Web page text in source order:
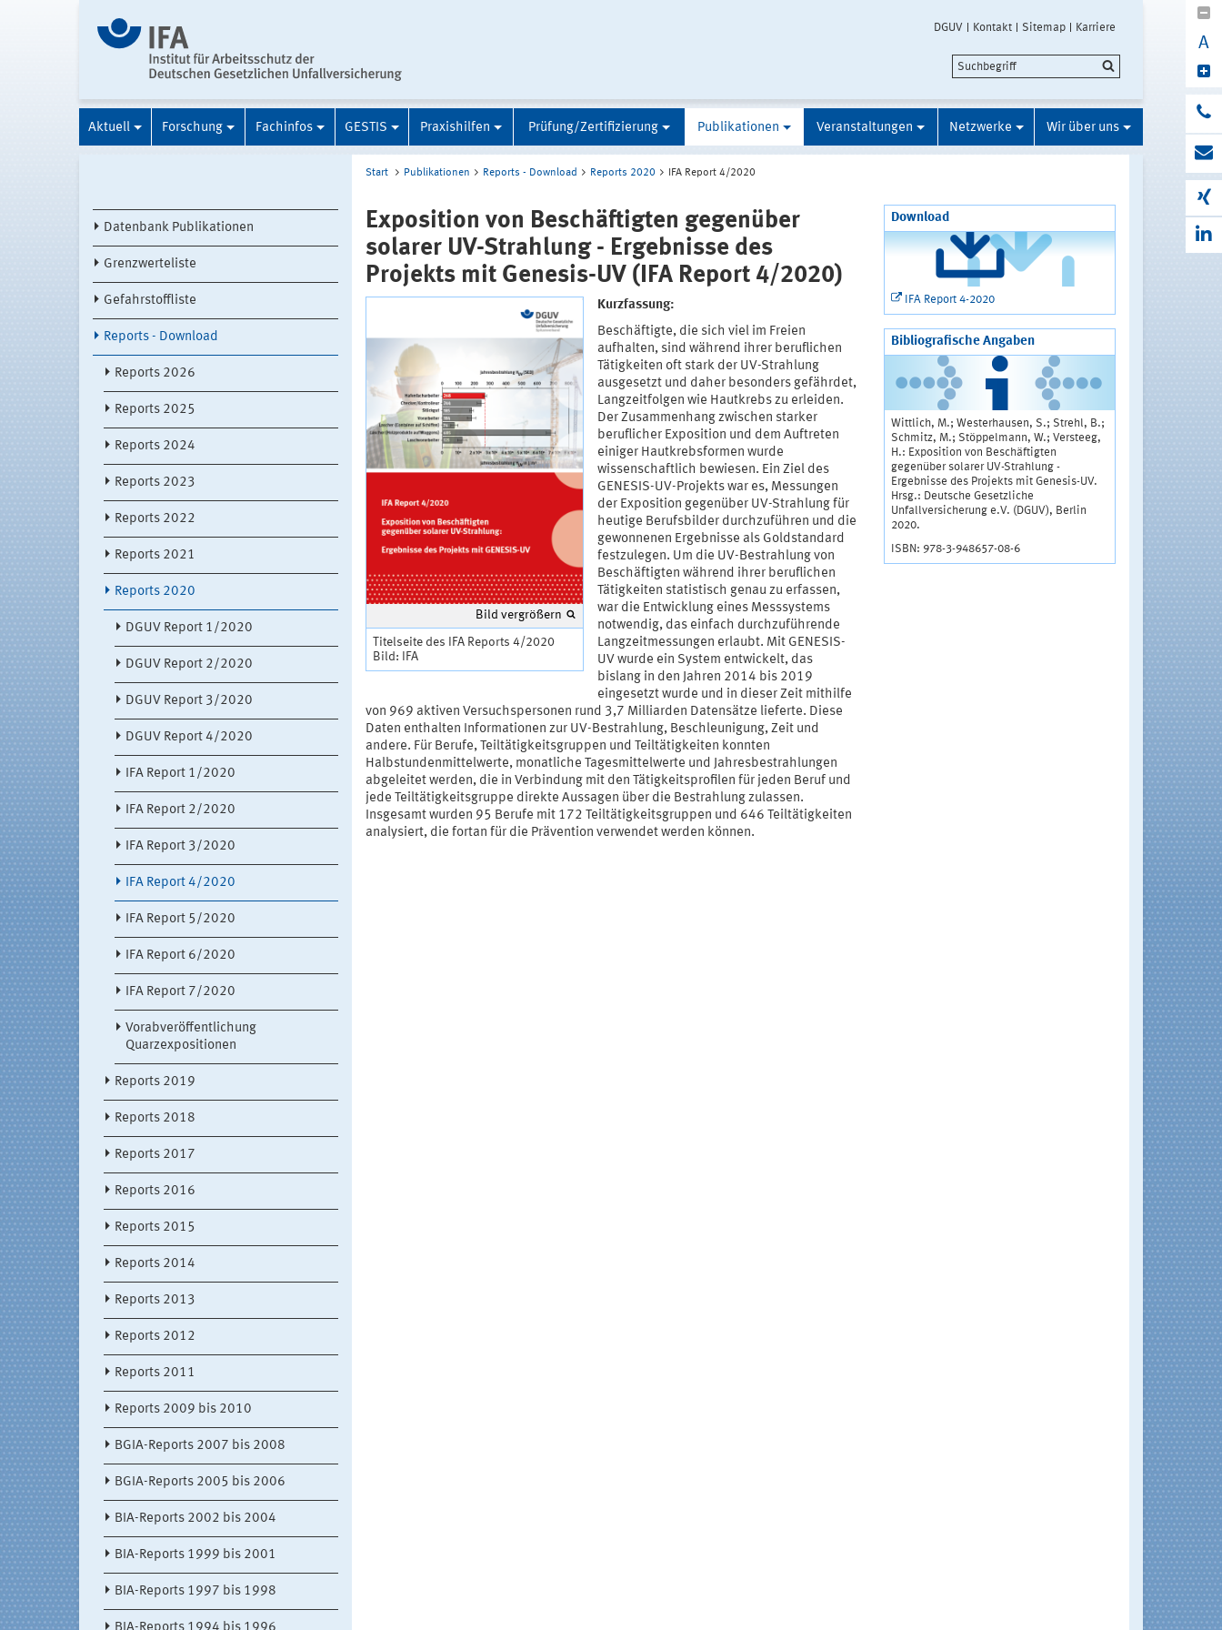
DGUV Kontakt Sitemap Karriere
A
Aktuell Forschung Fachinfos GESTIS Praxishilfen Prüfung/Zertifizierung Publikationen Veranstaltungen Netzwerke Wir über uns
Datenbank Publikationen
Grenzwerteliste
Gefahrstoffliste
Reports - Download
Reports 2026
Reports 2025
Reports 2024
Reports 2023
Reports 2022
Reports 2021
Reports 2020
DGUV Report 1/2020
DGUV Report 2/2020
DGUV Report 3/2020
DGUV Report 4/2020
IFA Report 1/2020
IFA Report 2/2020
IFA Report 3/2020
IFA Report 4/2020
IFA Report 5/2020
IFA Report 6/2020
IFA Report 7/2020
Vorabveröffentlichung
Quarzexpositionen
Reports 2019
Reports 2018
Reports 2017
Reports 2016
Reports 2015
Reports 2014
Reports 2013
Reports 2012
Reports 2011
Reports 2009 bis 2010
BGIA-Reports 2007 bis 2008
BGIA-Reports 2005 bis 2006
BIA-Reports 2002 bis 2004
BIA-Reports 1999 bis 2001
BIA-Reports 1997 bis 1998
Start Publikationen Reports - Download Reports 2020 IFA Report 4/2020
Exposition von Beschäftigten gegenüber
solarer UV-Strahlung - Ergebnisse des
Projekts mit Genesis-UV (IFA Report 4/2020)
Bild vergrößern
Titelseite des IFA Reports 4/2020
Bild: IFA
Kurzfassung:
Beschäftigte, die sich viel im Freien
aufhalten, sind während ihrer beruflichen
Tätigkeiten oft stark der UV-Strahlung
ausgesetzt und daher besonders gefährdet,
Langzeitfolgen wie Hautkrebs zu erleiden.
Der Zusammenhang zwischen starker
beruflicher Exposition und dem Auftreten
einiger Hautkrebsformen wurde
wissenschaftlich bewiesen. Ein Ziel des
GENESIS-UV-Projekts war es, Messungen
der Exposition gegenüber UV-Strahlung für
heutige Berufsbilder durchzuführen und die
gewonnenen Ergebnisse als Goldstandard
festzulegen. Um die UV-Bestrahlung von
Beschäftigten während ihrer beruflichen
Tätigkeiten statistisch genau zu erfassen,
war die Entwicklung eines Messsystems
notwendig, das einfach durchzuführende
Langzeitmessungen erlaubt. Mit GENESIS-
UV wurde ein System entwickelt, das
bislang in den Jahren 2014 bis 2019
eingesetzt wurde und in dieser Zeit mithilfe
von 969 aktiven Versuchspersonen rund 3,7 Milliarden Datensätze lieferte. Diese
Daten enthalten Informationen zur UV-Bestrahlung, Beschleunigung, Zeit und
andere. Für Berufe, Teiltätigkeitsgruppen und Teiltätigkeiten konnten
Halbstundenmittelwerte, monatliche Tagesmittelwerte und Jahresbestrahlungen
abgeleitet werden, die in Verbindung mit den Tätigkeitsprofilen für jeden Beruf und
jede Teiltätigkeitsgruppe direkte Aussagen über die Bestrahlung zulassen.
Insgesamt wurden 95 Berufe mit 172 Teiltätigkeitsgruppen und 646 Teiltätigkeiten
analysiert, die fortan für die Prävention verwendet werden können.
Download
IFA Report 4-2020
Bibliografische Angaben
Wittlich, M.; Westerhausen, S.; Strehl, B.;
Schmitz, M.; Stöppelmann, W.; Versteeg,
H.: Exposition von Beschäftigten
gegenüber solarer UV-Strahlung -
Ergebnisse des Projekts mit Genesis-UV.
Hrsg.: Deutsche Gesetzliche
Unfallversicherung e.V. (DGUV), Berlin
2020.
ISBN: 978-3-948657-08-6